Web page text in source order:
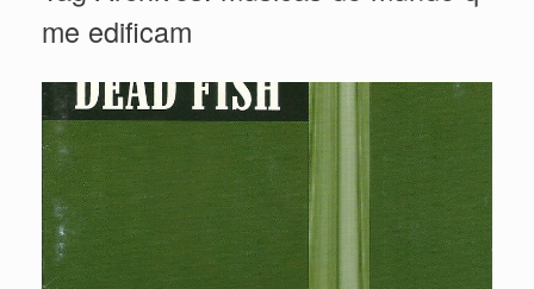
me edificam